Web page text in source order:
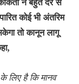
ने बहुत देर से
कोई भी अंतरिम
तो कानून लागू
लिए है कि मानव